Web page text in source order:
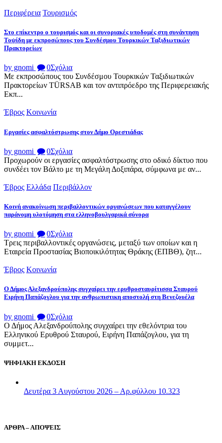
Περιφέρεια Τουρισμός
Στο επίκεντρο ο τουρισμός και οι συνοριακές υποδομές στη συνάντηση
Τοψίδη με εκπροσώπους του Συνδέσμου Τουρκικών Ταξιδιωτικών
Πρακτορείων
by gnomi 0Σχόλια
Με εκπροσώπους του Συνδέσμου Τουρκικών Ταξιδιωτικών
Πρακτορείων TÜRSAB και τον αντιπρόεδρο της Περιφερειακής
Εκπ...
Έβρος Κοινωνία
Εργασίες ασφαλτόστρωσης στον Δήμο Ορεστιάδας
by gnomi 0Σχόλια
Προχωρούν οι εργασίες ασφαλτόστρωσης στο οδικό δίκτυο που
συνδέει τον Βάλτο με τη Μεγάλη Δοξιπάρα, σύμφωνα με αν...
Έβρος Ελλάδα Περιβάλλον
Κοινή ανακοίνωση περιβαλλοντικών οργανώσεων που καταγγέλουν
παράνομη υλοτόμηση στα ελληνοβουλγαρικά σύνορα
by gnomi 0Σχόλια
Τρεις περιβαλλοντικές οργανώσεις, μεταξύ των οποίων και η
Εταιρεία Προστασίας Βιοποικιλότητας Θράκης (ΕΠΒΘ), ζητ...
Έβρος Κοινωνία
Ο Δήμος Αλεξανδρούπολης συγχαίρει την ερυθροσταυρίτισσα Σταυρού
Ειρήνη Παπάζογλου για την ανθρωπιστικη αποστολή στη Βενεζουέλα
by gnomi 0Σχόλια
Ο Δήμος Αλεξανδρούπολης συγχαίρει την εθελόντρια του
Ελληνικού Ερυθρού Σταυρού, Ειρήνη Παπάζογλου, για τη
συμμετ...
ΨΗΦΙΑΚΗ ΕΚΔΟΣΗ
Δευτέρα 3 Αυγούστου 2026 – Αρ.φύλλου 10.323
ΑΡΘΡΑ – ΑΠΟΨΕΙΣ